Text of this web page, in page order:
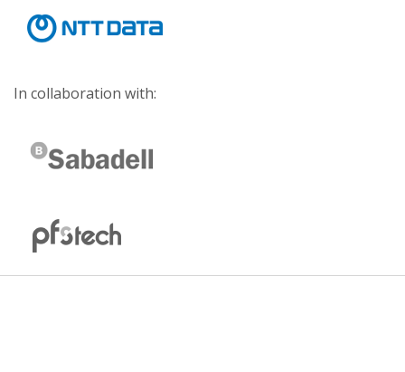
In collaboration with: